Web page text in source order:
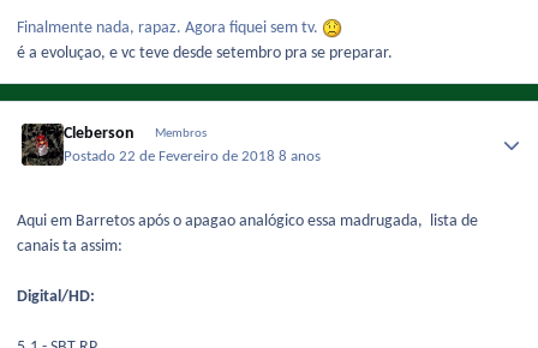
Finalmente nada, rapaz. Agora fiquei sem tv.
é a evoluçao, e vc teve desde setembro pra se preparar.
Cleberson Membros
Postado22 de Fevereiro de 20188 anos
Aqui em Barretos após o apagao analógico essa madrugada, lista de
canais ta assim:
Digital/HD: